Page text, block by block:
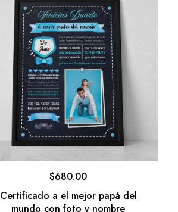
Certificado a el mejor papá del
mundo con foto y nombre
$680.00